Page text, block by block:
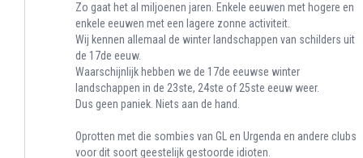
Zo gaat het al miljoenen jaren. Enkele eeuwen met hogere en
enkele eeuwen met een lagere zonne activiteit.
Wij kennen allemaal de winter landschappen van schilders uit
de 17de eeuw.
Waarschijnlijk hebben we de 17de eeuwse winter
landschappen in de 23ste, 24ste of 25ste eeuw weer.
Dus geen paniek. Niets aan de hand.
Oprotten met die sombies van GL en Urgenda en andere clubs
voor dit soort geestelijk gestoorde idioten.